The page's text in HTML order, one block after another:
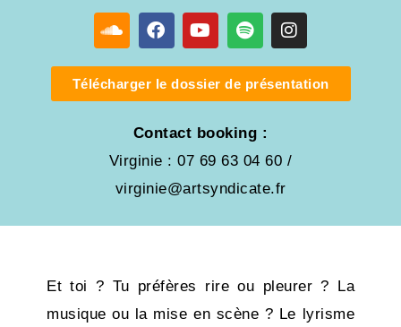
Télécharger le dossier de présentation
Contact booking :
Virginie : 07 69 63 04 60 /
virginie@artsyndicate.fr
Et toi ? Tu préfères rire ou pleurer ? La
musique ou la mise en scène ? Le lyrisme